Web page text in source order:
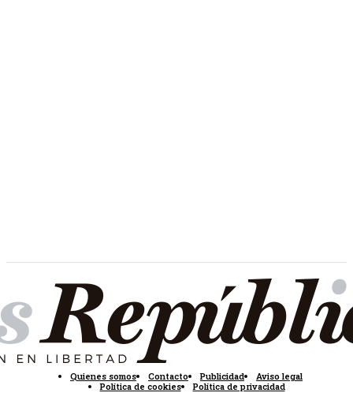
Quienes somos Contacto Publicidad
Aviso legal
Política de cookies
Política de privacidad